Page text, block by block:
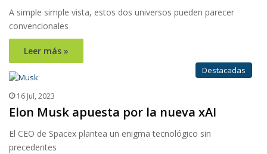
A simple simple vista, estos dos universos pueden parecer
convencionales
Leer más »
Destacadas
16 Jul, 2023
Elon Musk apuesta por la nueva xAI
El CEO de Spacex plantea un enigma tecnológico sin
precedentes